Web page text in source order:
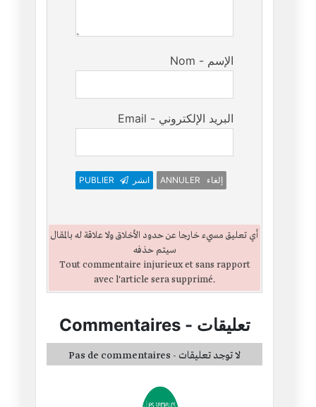
Nom - الإسم
Email - البريد الإلكتروني
PUBLIER انشر ANNULER إلغاء
أي تعليق مسيء خارجا عن حدود الأخلاق ولا علاقة له بالمقال
سيتم حذفه
Tout commentaire injurieux et sans rapport
avec l'article sera supprimé.
Commentaires- تعليقات
Pas de commentaires - لا توجد تعليقات